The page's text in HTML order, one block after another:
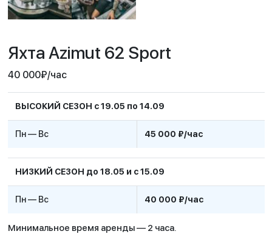
Яхта Azimut 62 Sport
40 000₽/час
ВЫСОКИЙ СЕЗОН с 19.05 по 14.09
Пн — Вс 45 000 ₽/час
НИЗКИЙ СЕЗОН до 18.05 и с 15.09
Пн — Вс 40 000 ₽/час
Минимальное время аренды — 2 часа.